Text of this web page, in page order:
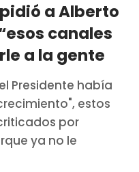
a Alberto
canales
a la gente
Presidente había
estos
por
ya no le